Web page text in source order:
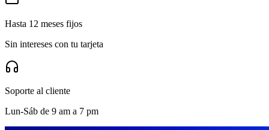
Hasta 12 meses fijos
Sin intereses con tu tarjeta
Soporte al cliente
Lun-Sáb de 9 am a 7 pm